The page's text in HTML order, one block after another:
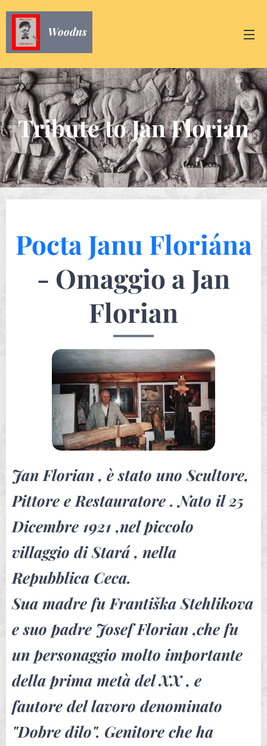
Woodns
Tribute to Jan Florian
Pocta Janu Floriána
- Omaggio a Jan
Florian
Jan Florian , è stato uno Scultore,
Pittore e Restauratore . Nato il 25
Dicembre 1921 ,nel piccolo
villaggio di Stará , nella
Repubblica Ceca.
Sua madre fu Františka Stehlikova
e suo padre Josef Florian ,che fu
un personaggio molto importante
della prima metà del XX , e
fautore del lavoro denominato
"Dobre dilo". Genitore che ha